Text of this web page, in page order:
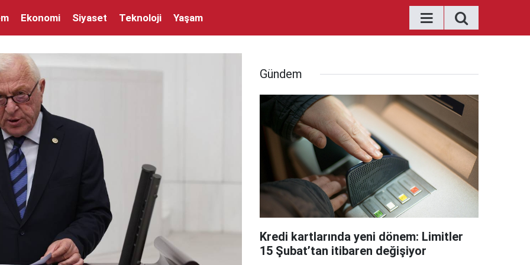
Ekonomi Siyaset Teknoloji Yaşam
Gündem
Kredi kartlarında yeni dönem: Limitler
15 Şubat’tan itibaren değişiyor